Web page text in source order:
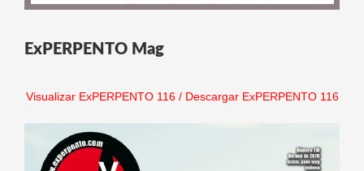
ExPERPENTO Mag
Visualizar ExPERPENTO 116/ Descargar ExPERPENTO 116